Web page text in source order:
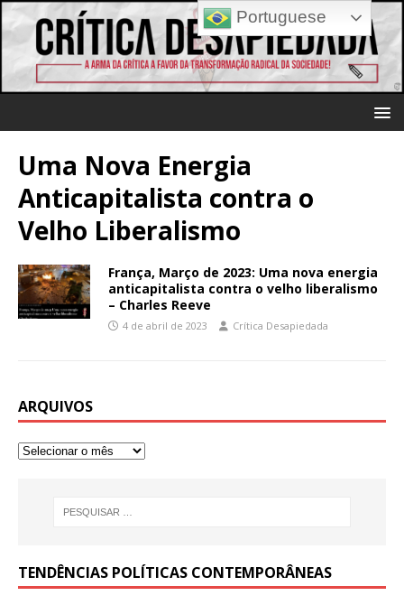
Uma Nova Energia
Anticapitalista contra o
Velho Liberalismo
França, Março de 2023: Uma nova energia
anticapitalista contra o velho liberalismo
– Charles Reeve
4 de abril de 2023 Crítica Desapiedada
ARQUIVOS
TENDÊNCIAS POLÍTICAS CONTEMPORÂNEAS
Portuguese